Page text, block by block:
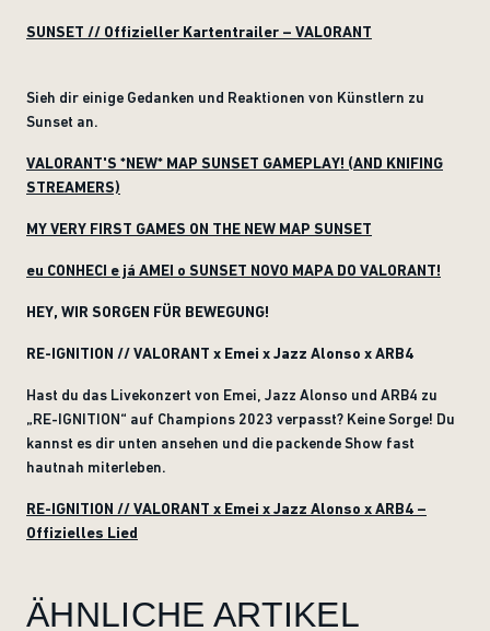
SUNSET // Offizieller Kartentrailer – VALORANT
Sieh dir einige Gedanken und Reaktionen von Künstlern zu
Sunset an.
VALORANT'S *NEW* MAP SUNSET GAMEPLAY! (AND KNIFING
STREAMERS)
MY VERY FIRST GAMES ON THE NEW MAP SUNSET
eu CONHECI e já AMEI o SUNSET NOVO MAPA DO VALORANT!
HEY, WIR SORGEN FÜR BEWEGUNG!
RE-IGNITION // VALORANT x Emei x Jazz Alonso x ARB4
Hast du das Livekonzert von Emei, Jazz Alonso und ARB4 zu
„RE-IGNITION“ auf Champions 2023 verpasst? Keine Sorge! Du
kannst es dir unten ansehen und die packende Show fast
hautnah miterleben.
RE-IGNITION // VALORANT x Emei x Jazz Alonso x ARB4 –
Offizielles Lied
ÄHNLICHE ARTIKEL